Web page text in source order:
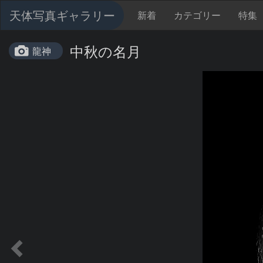
天体写真ギャラリー 新着 カテゴリー 特集
龍神 中秋の名月